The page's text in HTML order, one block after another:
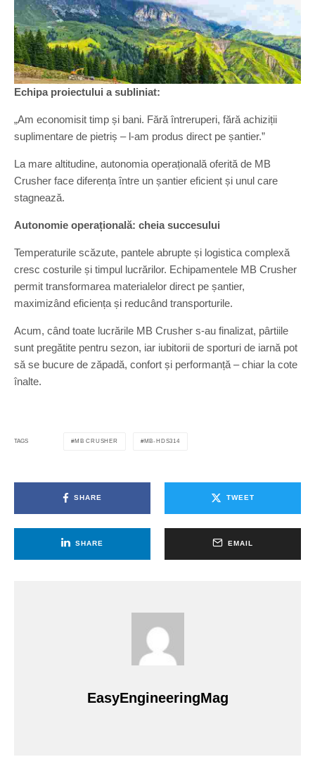
Echipa proiectului a subliniat:
„Am economisit timp și bani. Fără întreruperi, fără achiziții
suplimentare de pietriș – l-am produs direct pe șantier.”
La mare altitudine, autonomia operațională oferită de MB
Crusher face diferența între un șantier eficient și unul care
stagnează.
Autonomie operațională: cheia succesului
Temperaturile scăzute, pantele abrupte și logistica complexă
cresc costurile și timpul lucrărilor. Echipamentele MB Crusher
permit transformarea materialelor direct pe șantier,
maximizând eficiența și reducând transporturile.
Acum, când toate lucrările MB Crusher s-au finalizat, pârtiile
sunt pregătite pentru sezon, iar iubitorii de sporturi de iarnă pot
să se bucure de zăpadă, confort și performanță – chiar la cote
înalte.
TAGS MB CRUSHER MB-HDS314
SHARE TWEET
SHARE EMAIL
EasyEngineeringMag